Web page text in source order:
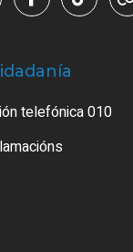
telefónica 010